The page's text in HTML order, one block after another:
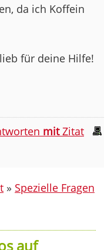
da ich Koffein
für deine Hilfe!
mitZitat
» Spezielle Fragen
auf